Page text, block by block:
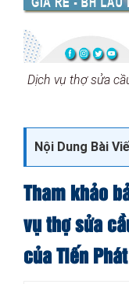
Dịch vụ thợ sửa
Nội Dung Bài
Tham khảo
vụ thợ sửa
của Tiến Phát